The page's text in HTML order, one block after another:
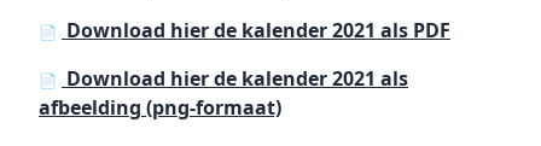
📄 Download hier de kalender 2021 als PDF
📄
Download hier de kalender 2021 als
afbeelding (png-formaat)